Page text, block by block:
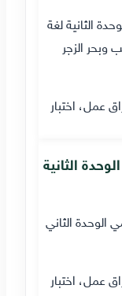
الثانية لغة
وبحر الزجر
عمل، اختبار
الثانية
الوحدة الثاني
عمل، اختبار